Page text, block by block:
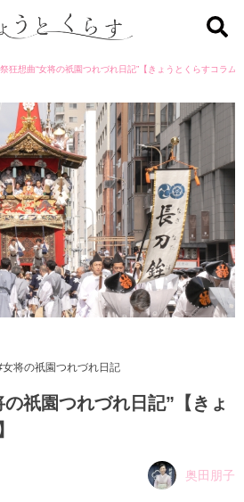
狂想曲“女将の祇園つれづれ日記”【きょうとくらすコラム
女将の祇園つれづれ日記
祇園つれづれ日記”【きょ
奥田朋子